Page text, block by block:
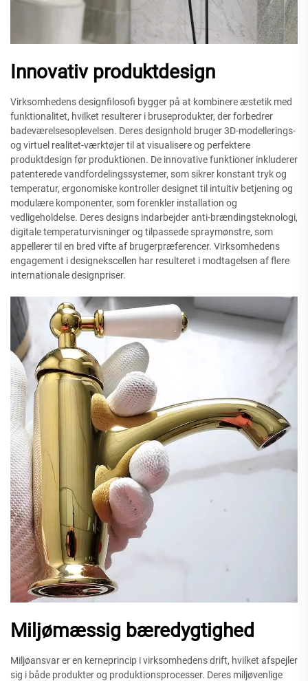
Innovativ produktdesign
Virksomhedens designfilosofi bygger på at kombinere æstetik med
funktionalitet, hvilket resulterer i bruseprodukter, der forbedrer
badeværelsesoplevelsen. Deres designhold bruger 3D-modellerings-
og virtuel realitet-værktøjer til at visualisere og perfektere
produktdesign før produktionen. De innovative funktioner inkluderer
patenterede vandfordelingssystemer, som sikrer konstant tryk og
temperatur, ergonomiske kontroller designet til intuitiv betjening og
modulære komponenter, som forenkler installation og
vedligeholdelse. Deres designs indarbejder anti-brændingsteknologi,
digitale temperaturvisninger og tilpassede spraymønstre, som
appellerer til en bred vifte af brugerpræferencer. Virksomhedens
engagement i designekscellen har resulteret i modtagelsen af flere
internationale designpriser.
Miljømæssig bæredygtighed
Miljøansvar er en kerneprincip i virksomhedens drift, hvilket afspejler
sig i både produkter og produktionsprocesser. Deres miljøvenlige